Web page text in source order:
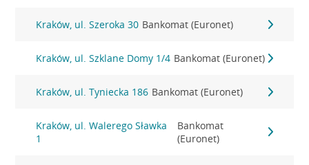
Kraków, ul. Szeroka 30 Bankomat (Euronet)
Kraków, ul. Szklane Domy 1/4 Bankomat (Euronet)
Kraków, ul. Tyniecka 186 Bankomat (Euronet)
Kraków, ul. Walerego Sławka
1
Bankomat
(Euronet)